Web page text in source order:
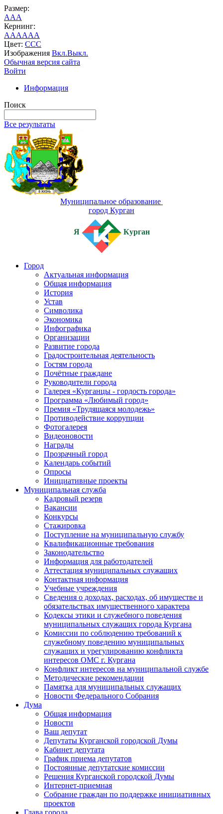
Размер:
AAA
Кернинг:
AAAAAA
Цвет: CCC
Изображения Вкл.Выкл.
Обычная версия сайта
Войти
Информация
Поиск
Все результаты
Муниципальное образование
город Курган
Я Курган
Город
Актуальная информация
Общая информация
История
Устав
Символика
Экономика
Инфографика
Организации
Развитие города
Градостроительная деятельность
Гостям города
Почётные граждане
Руководители города
Галерея «Курганцы - гордость города»
Программа «Любимый город»
Премия «Трудящаяся молодежь»
Противодействие коррупции
Фотогалерея
Видеоновости
Награды
Прозрачный город
Календарь событий
Опросы
Инициативные проекты
Муниципальная служба
Кадровый резерв
Вакансии
Конкурсы
Стажировка
Поступление на муниципальную службу
Квалификационные требования
Законодательство
Информация для работодателей
Аттестация муниципальных служащих
Контактная информация
Учебные учреждения
Сведения о доходах, расходах, об имуществе и
обязательствах имущественного характера
Кодексы этики и служебного поведения
муниципальных служащих города Кургана
Комиссии по соблюдению требований к
служебному поведению муниципальных
служащих и урегулированию конфликта
интересов ОМС г. Кургана
Конфликт интересов на муниципальной службе
Методические рекомендации
Памятка для муниципальных служащих
Новости Федерального Cобрания
Дума
Общая информация
Новости
Ваш депутат
Депутаты Курганской городской Думы
Кабинет депутата
График приема депутатов
Постоянные депутатские комиссии
Решения Курганской городской Думы
Интернет-приемная
Собрание граждан по поддержке инициативных
проектов
Глава города